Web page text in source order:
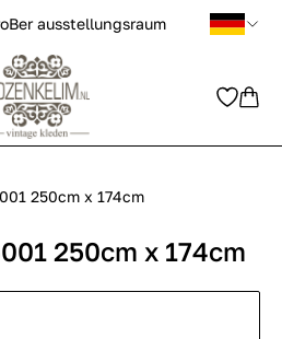
ausstellungsraum
250cm x 174cm
250cm x 174cm